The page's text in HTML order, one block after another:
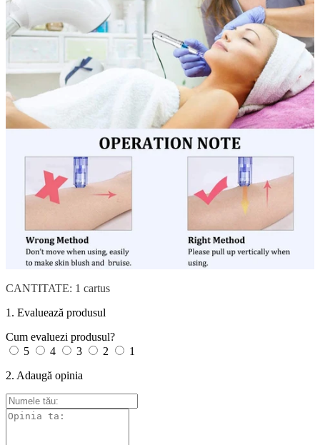
CANTITATE: 1 cartus
1. Evaluează produsul
Cum evaluezi produsul?
5
4 3 2
1
2. Adaugă opinia